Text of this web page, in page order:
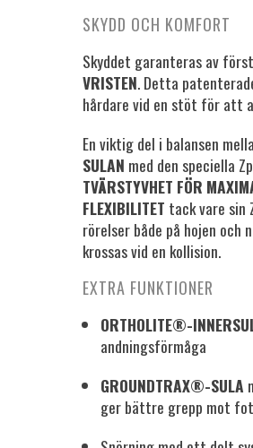
SKYDD OCH KOMFORT
Skyddet garanteras av
VRISTEN. Detta
hårdare vid en stöt för att
En viktig del i balansen
SULAN med den speciella
TVÄRSTYVHET FÖR
FLEXIBILITET tack vare
rörelser både på hojen och
krossas vid en kollision.
EXTRA FUNKTIONER
ORTHOLITE®-
andningsförmåga
GROUNDTRAX®-SULA
ger bättre grepp mot